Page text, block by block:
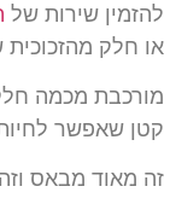
להזמין שירות של
או חלק
מורכבת מכמה
קטן שאפשר
זה מאוד מבאס